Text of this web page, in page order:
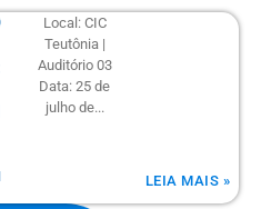
Local: CIC
Teutônia |
Auditório 03
Data: 25 de
julho de...
LEIA MAIS »